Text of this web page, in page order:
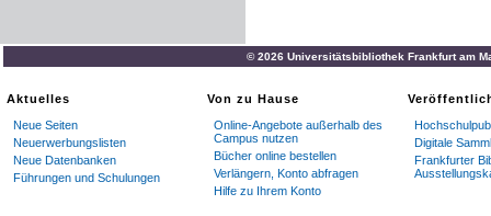
© 2026 Universitätsbibliothek Frankfurt am
Aktuelles
Neue Seiten
Neuerwerbungslisten
Neue Datenbanken
Führungen und Schulungen
Von zu Hause
Online-Angebote außerhalb des
Campus nutzen
Bücher online bestellen
Verlängern, Konto abfragen
Hilfe zu Ihrem Konto
Digitale
Frankfurter